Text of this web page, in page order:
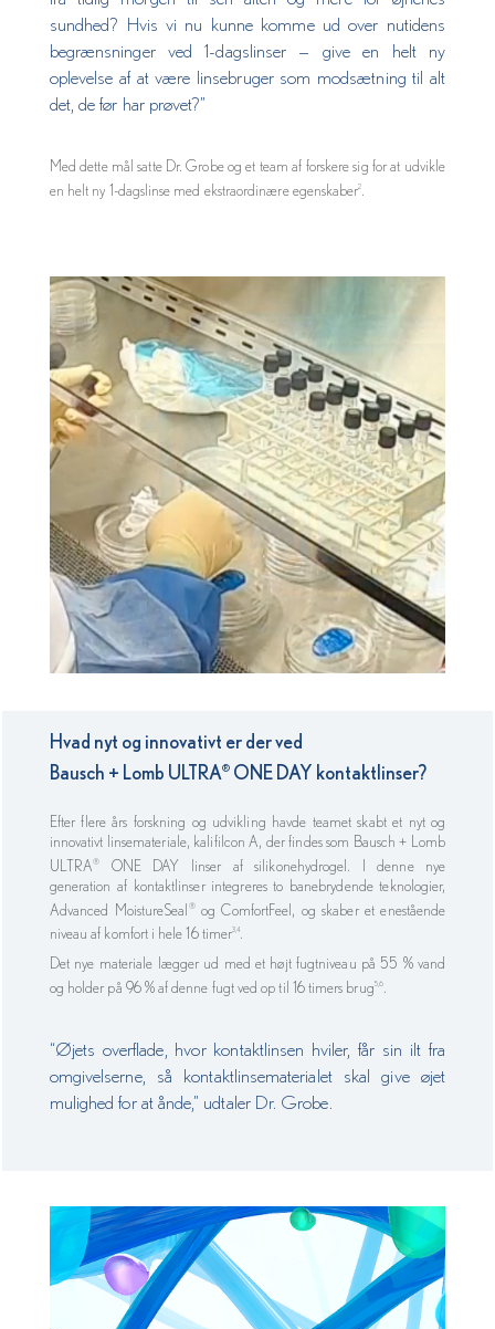
sundhed? Hvis vi nu kunne komme ud over nutidens
begrænsninger ved 1-dagslinser — give en helt ny
oplevelse af at være linsebruger som modsætning til alt
det, de før har prøvet?”
Med dette mål satte Dr. Grobe og et team af forskere sig for at udvikle
en helt ny 1-dagslinse med ekstraordinære egenskaber2
Hvad nyt og innovativt er der ved
Bausch + Lomb ULTRA®ONE DAY kontaktlinser?
Efter flere års forskning og udvikling havde teamet skabt et nyt og
innovativt linsemateriale, kalifilcon A, der findes som Bausch + Lomb
ULTRA®
ONE DAY linser af silikonehydrogel. I denne nye
generation af kontaktlinser integreres to banebrydende teknologier,
Advanced MoistureSeal
®og ComfortFeel, og skaber et enestående
niveau af komfort i hele 16 timer3,4
Det nye materiale lægger ud med et højt fugtniveau på 55 % vand
og holder på 96 % af denne fugt ved op til 16 timers brug5,6.
“Øjets overflade, hvor kontaktlinsen hviler, får sin ilt fra
omgivelserne, så kontaktlinsematerialet skal give øjet
mulighed for at ånde,” udtaler Dr. Grobe.